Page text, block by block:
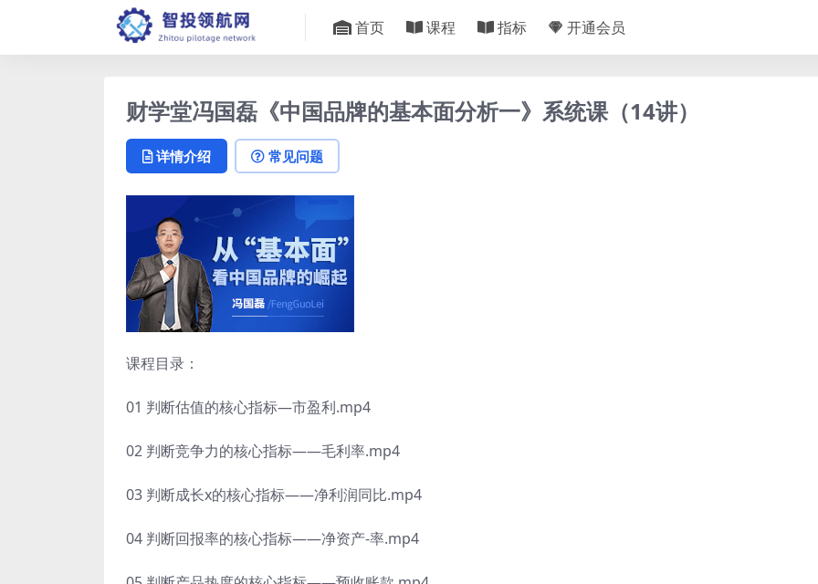
首页 课程 指标 开通会员
财学堂冯国磊《中国品牌的基本面分析一》系统课（14讲）
详情介绍 常见问题
课程目录：
01 判断估值的核心指标—市盈利.mp4
02 判断竞争力的核心指标——毛利率.mp4
03 判断成长x的核心指标——净利润同比.mp4
04 判断回报率的核心指标——净资产-率.mp4